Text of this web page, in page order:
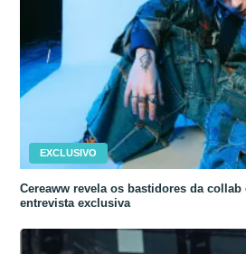
EXCLUSIVO
Cereaww revela os bastidores da collab
entrevista exclusiva